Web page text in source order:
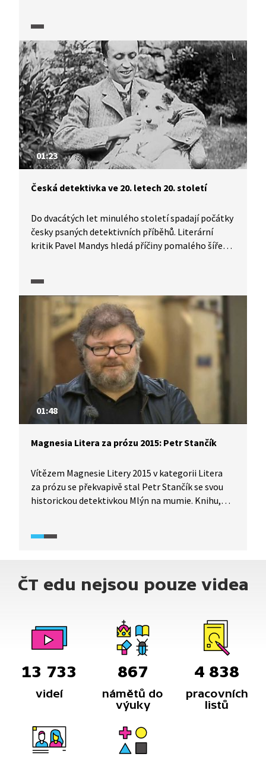
pravidla detektivního žánru. Dílo představuje
literární kritik Pavel Mandys.
01:23
Česká detektivka ve 20. letech 20. století
Do dvacátých let minulého století spadají počátky
česky psaných detektivních příběhů. Literární
kritik Pavel Mandys hledá příčiny pomalého šíření
01:48
Magnesia Litera za prózu 2015: Petr Stančík
Vítězem Magnesie Litery 2015 v kategorii Litera
za prózu se překvapivě stal Petr Stančík se svou
historickou detektivkou Mlýn na mumie. Knihu,
inspirační zdroje.
ČT edu nejsou pouze videa
13 733
videí
867
námětů do
výuky
4 838
pracovních
listů